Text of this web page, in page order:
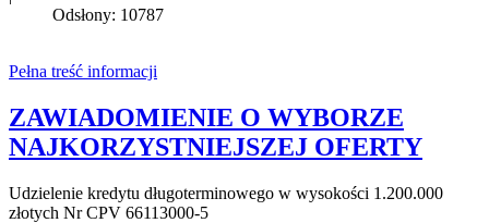
Odsłony: 10787
Pełna treść informacji
ZAWIADOMIENIE O WYBORZE
NAJKORZYSTNIEJSZEJ OFERTY
Udzielenie kredytu długoterminowego w wysokości 1.200.000
złotych Nr CPV 66113000-5